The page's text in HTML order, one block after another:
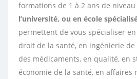
formations de 1 à 2 ans de niveau
l’université, ou en école
permettent de vous spécialiser
droit de la santé, en ingénierie de
des médicaments, en qualité, en
économie de la santé, en affaires